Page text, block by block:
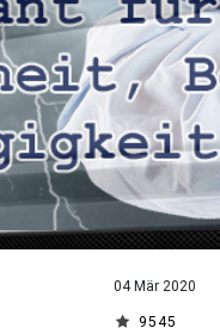
04 Mär 2020
9545